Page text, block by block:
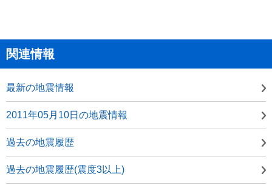
関連情報
最新の地震情報
2011年05月10日の地震情報
過去の地震履歴
過去の地震履歴(震度3以上)